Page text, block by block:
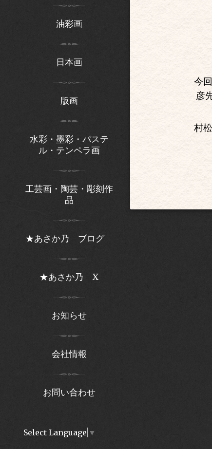
今
彦
村
油彩画
日本画
版画
水彩・墨彩・パステ
ル・テンペラ画
工芸画・陶芸・彫刻作
品
★あさか乃 ブログ
★あさか乃 X
お知らせ
会社情報
お問い合わせ
Select Language ▼